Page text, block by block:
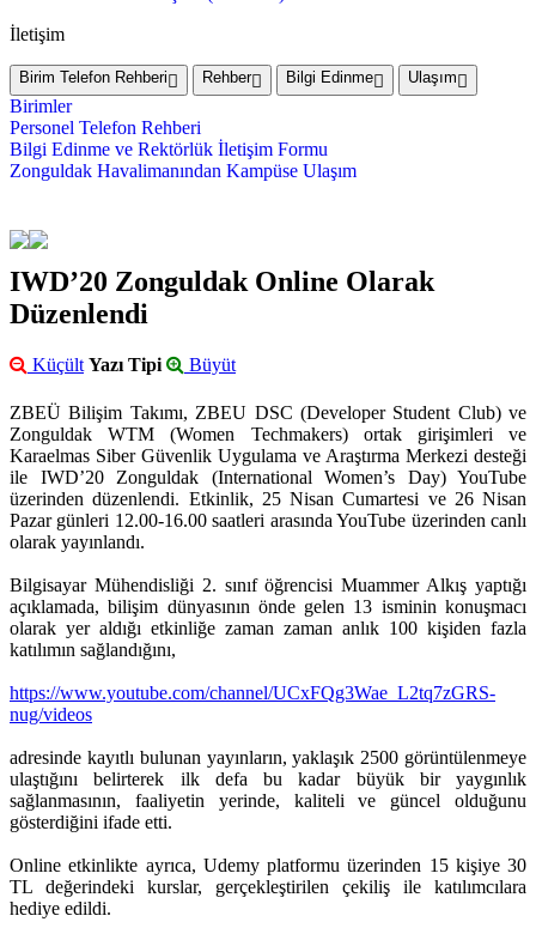
İletişim
Birim Telefon Rehberi Rehber Bilgi Edinme Ulaşım
Birimler
Personel Telefon Rehberi
Bilgi Edinme ve Rektörlük İletişim Formu
Zonguldak Havalimanından Kampüse Ulaşım
IWD’20 Zonguldak Online Olarak
Düzenlendi
Küçült Yazı Tipi Büyüt
ZBEÜ Bilişim Takımı, ZBEU DSC (Developer Student Club) ve
Zonguldak WTM (Women Techmakers) ortak girişimleri ve
Karaelmas Siber Güvenlik Uygulama ve Araştırma Merkezi desteği
ile IWD’20 Zonguldak (International Women’s Day) YouTube
üzerinden düzenlendi. Etkinlik, 25 Nisan Cumartesi ve 26 Nisan
Pazar günleri 12.00-16.00 saatleri arasında YouTube üzerinden canlı
olarak yayınlandı.
Bilgisayar Mühendisliği 2. sınıf öğrencisi Muammer Alkış yaptığı
açıklamada, bilişim dünyasının önde gelen 13 isminin konuşmacı
olarak yer aldığı etkinliğe zaman zaman anlık 100 kişiden fazla
katılımın sağlandığını,
https://www.youtube.com/channel/UCxFQg3Wae_L2tq7zGRS-
nug/videos
adresinde kayıtlı bulunan yayınların, yaklaşık 2500 görüntülenmeye
ulaştığını belirterek ilk defa bu kadar büyük bir yaygınlık
sağlanmasının, faaliyetin yerinde, kaliteli ve güncel olduğunu
gösterdiğini ifade etti.
Online etkinlikte ayrıca, Udemy platformu üzerinden 15 kişiye 30
TL değerindeki kurslar, gerçekleştirilen çekiliş ile katılımcılara
hediye edildi.